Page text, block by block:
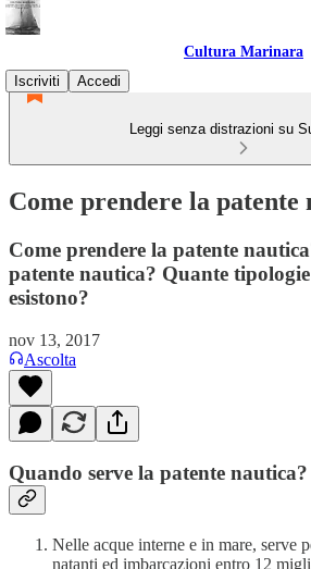
Cultura Marinara
Iscriviti
Accedi
Leggi senza distrazioni su
Come prendere la patente
Come prendere la patente
patente nautica? Quante
esistono?
nov 13, 2017
Ascolta
Quando serve la patente nautica?
Nelle acque interne e in mare, serve
natanti ed imbarcazioni entro 12